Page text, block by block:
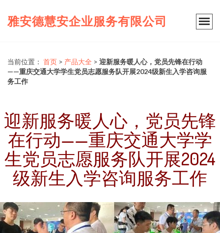
雅安德慧安企业服务有限公司
当前位置： 首页 > 产品大全 > 迎新服务暖人心，党员先锋在行动
——重庆交通大学学生党员志愿服务队开展2024级新生入学咨询服
务工作
迎新服务暖人心，党员先锋
在行动——重庆交通大学学
生党员志愿服务队开展2024
级新生入学咨询服务工作